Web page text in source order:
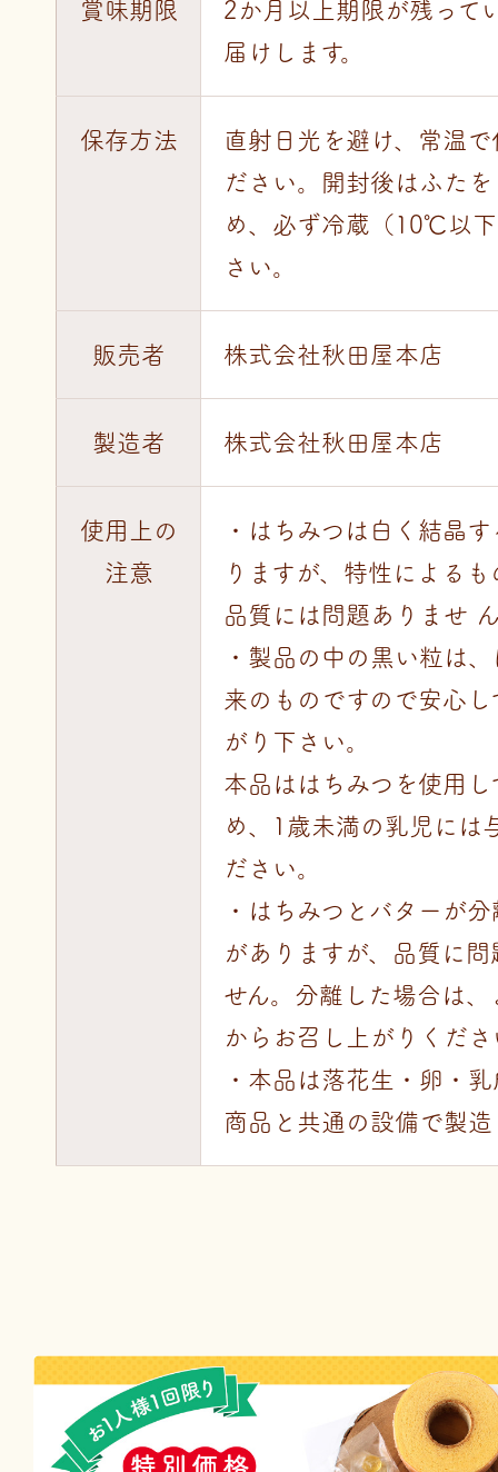
賞味期限
2か月以上期限が残って
届けします。
保存方法
直射日光を避け、常温で
ださい。開封後はふた
め、必ず冷蔵（10℃以
さい。
販売者 株式会社秋田屋本店
製造者 株式会社秋田屋本店
使用上の
注意
・はちみつは白く結晶
りますが、特性による
品質には問題ありませ
・製品の中の黒い粒は
来のものですので安心し
がり下さい。
本品ははちみつを使用し
め、1歳未満の乳児には
ださい。
・はちみつとバターが
がありますが、品質に
せん。分離した場合は
からお召し上がりくださ
・本品は落花生・卵・
商品と共通の設備で製造